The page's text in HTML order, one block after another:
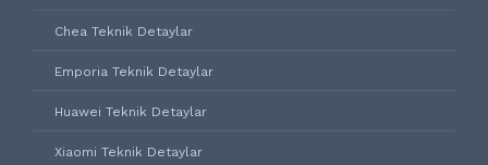
Chea Teknik Detaylar
Emporia Teknik Detaylar
Huawei Teknik Detaylar
Xiaomi Teknik Detaylar